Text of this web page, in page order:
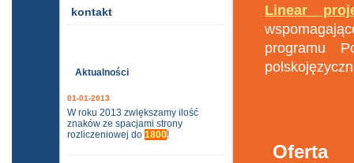
kontakt
Aktualności
01-01-2013
W roku 2013 zwiększamy ilość
znaków ze spacjami strony
rozliczeniowej do 1800!
Linear
programu
Oferta